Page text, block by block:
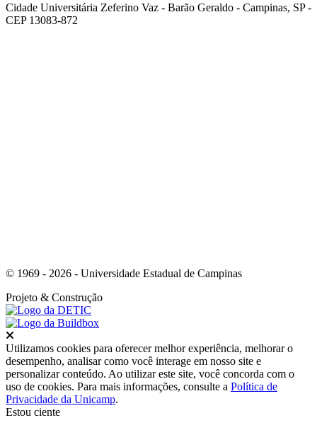
Cidade Universitária Zeferino Vaz - Barão Geraldo - Campinas, SP -
CEP 13083-872
© 1969 - 2026 - Universidade Estadual de Campinas
Projeto & Construção
Utilizamos cookies para oferecer melhor experiência, melhorar o
desempenho, analisar como você interage em nosso site e
personalizar conteúdo. Ao utilizar este site, você concorda com o
uso de cookies. Para mais informações, consulte a Política de
Privacidade da Unicamp.
Estou ciente